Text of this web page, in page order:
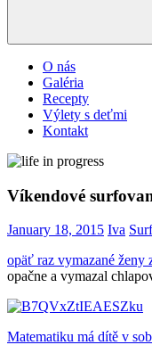
O nás
Galéria
Recepty
Výlety s deťmi
Kontakt
Víkendové
January 18, 2015 Iva
opäť raz vymazané ženy
opačne a vymazal
Matematiku má dítě v